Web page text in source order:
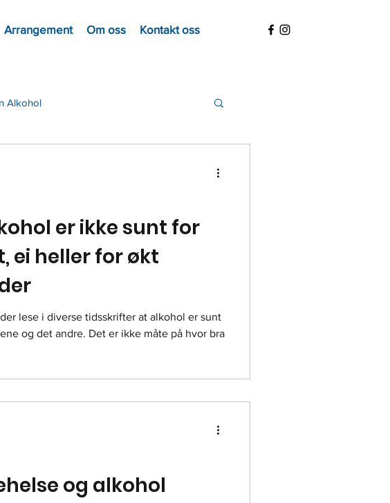
Arrangement Om oss Kontakt oss
Alkohol
er ikke sunt for
ei heller for økt
lese i diverse tidsskrifter at alkohol er sunt
og det andre. Det er ikke måte på hvor bra
og alkohol